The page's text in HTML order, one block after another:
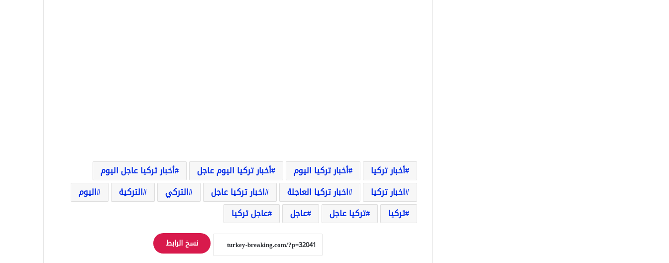
أخبار تركيا أخبار تركيا اليوم أخبار تركيا اليوم عاجل
أخبار تركيا عاجل اليوم
اخبار تركيا
اخبار تركيا العاجلة اخبار تركيا عاجل التركي التركية
اليوم
تركيا
تركيا عاجل عاجل عاجل تركيا
نسخ الرابط